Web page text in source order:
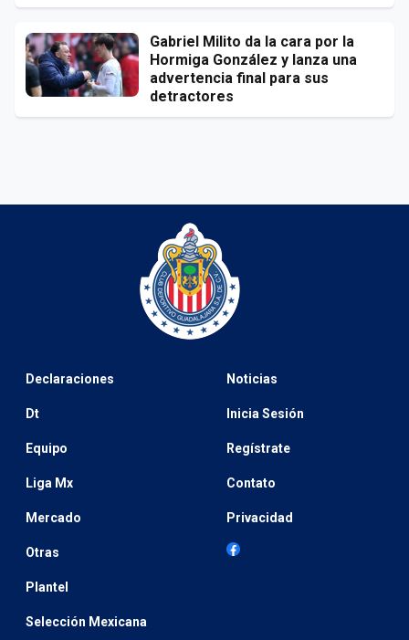
Gabriel Milito da la cara por la
Hormiga González y lanza una
advertencia final para sus
detractores
Declaraciones
Dt
Equipo
Liga Mx
Mercado
Otras
Plantel
Selección Mexicana
Noticias
Inicia Sesión
Regístrate
Contato
Privacidad